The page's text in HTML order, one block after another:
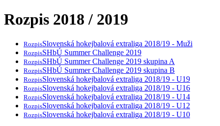
Rozpis 2018 / 2019
RozpisSlovenská hokejbalová extraliga 2018/19 - Muži
RozpisSHbÚ Summer Challenge 2019
RozpisSHbÚ Summer Challenge 2019 skupina A
RozpisSHbÚ Summer Challenge 2019 skupina B
RozpisSlovenská hokejbalová extraliga 2018/19 - U19
RozpisSlovenská hokejbalová extraliga 2018/19 - U16
RozpisSlovenská hokejbalová extraliga 2018/19 - U14
RozpisSlovenská hokejbalová extraliga 2018/19 - U12
RozpisSlovenská hokejbalová extraliga 2018/19 - U10